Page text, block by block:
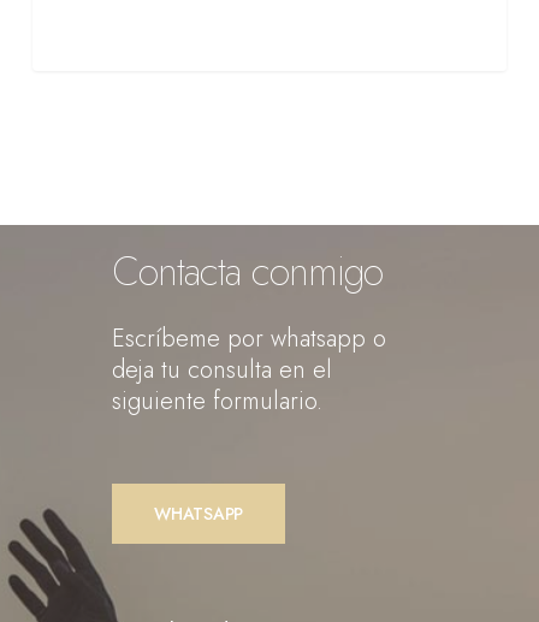
Contacta conmigo
Escríbeme por whatsapp o
deja tu consulta en el
siguiente formulario.
WHATSAPP